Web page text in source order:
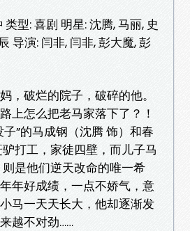
型: 喜剧 明星: 沈腾, 马丽, 史
导演: 闫非, 闫非, 彭大魔, 彭
，破烂的院子，破碎的他。
上怎么把老马家落下了？！
”的马成钢（沈腾 饰）和春
打工，家徒四壁，而儿子马
是他们逆天改命的唯一希
年好成绩，一点不娇气，意
马一天天长大，他却逐渐发
越不对劲……